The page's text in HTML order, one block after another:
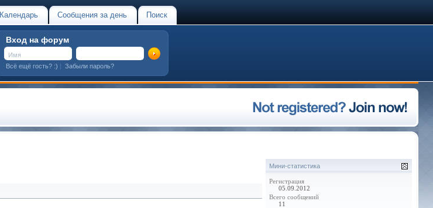
Календарь Сообщения за день Поиск
Вход на форум
Всё ещё гость? :) | Забыли пароль?
Мини-статистика
Регистрация
05.09.2012
Всего сообщений
11